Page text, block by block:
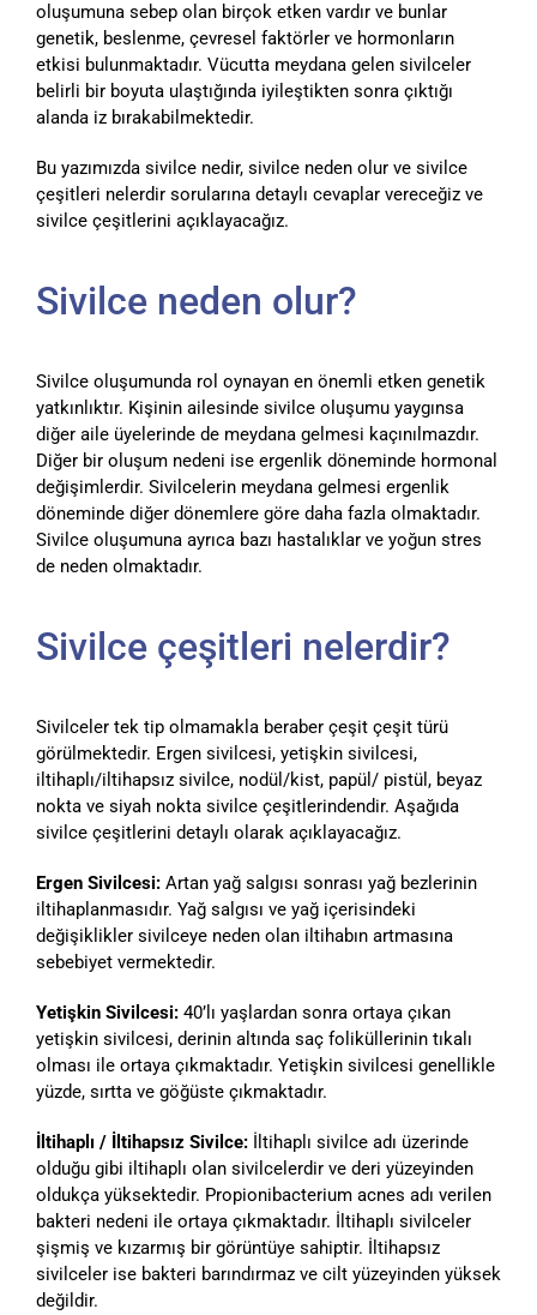
oluşumuna sebep olan birçok etken vardır ve bunlar
genetik, beslenme, çevresel faktörler ve hormonların
etkisi bulunmaktadır. Vücutta meydana gelen sivilceler
belirli bir boyuta ulaştığında iyileştikten sonra çıktığı
alanda iz bırakabilmektedir.
Bu yazımızda sivilce nedir, sivilce neden olur ve sivilce
çeşitleri nelerdir sorularına detaylı cevaplar vereceğiz ve
sivilce çeşitlerini açıklayacağız.
Sivilce neden olur?
Sivilce oluşumunda rol oynayan en önemli etken genetik
yatkınlıktır. Kişinin ailesinde sivilce oluşumu yaygınsa
diğer aile üyelerinde de meydana gelmesi kaçınılmazdır.
Diğer bir oluşum nedeni ise ergenlik döneminde hormonal
değişimlerdir. Sivilcelerin meydana gelmesi ergenlik
döneminde diğer dönemlere göre daha fazla olmaktadır.
Sivilce oluşumuna ayrıca bazı hastalıklar ve yoğun stres
de neden olmaktadır.
Sivilce çeşitleri nelerdir?
Sivilceler tek tip olmamakla beraber çeşit çeşit türü
görülmektedir. Ergen sivilcesi, yetişkin sivilcesi,
iltihaplı/iltihapsız sivilce, nodül/kist, papül/ pistül, beyaz
nokta ve siyah nokta sivilce çeşitlerindendir. Aşağıda
sivilce çeşitlerini detaylı olarak açıklayacağız.
Ergen Sivilcesi: Artan yağ salgısı sonrası yağ bezlerinin
iltihaplanmasıdır. Yağ salgısı ve yağ içerisindeki
değişiklikler sivilceye neden olan iltihabın artmasına
sebebiyet vermektedir.
Yetişkin Sivilcesi: 40’lı yaşlardan sonra ortaya çıkan
yetişkin sivilcesi, derinin altında saç foliküllerinin tıkalı
olması ile ortaya çıkmaktadır. Yetişkin sivilcesi genellikle
yüzde, sırtta ve göğüste çıkmaktadır.
İltihaplı / İltihapsız Sivilce: İltihaplı sivilce adı üzerinde
olduğu gibi iltihaplı olan sivilcelerdir ve deri yüzeyinden
oldukça yüksektedir. Propionibacterium acnes adı verilen
bakteri nedeni ile ortaya çıkmaktadır. İltihaplı sivilceler
şişmiş ve kızarmış bir görüntüye sahiptir. İltihapsız
sivilceler ise bakteri barındırmaz ve cilt yüzeyinden yüksek
değildir.